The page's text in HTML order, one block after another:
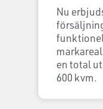
Nu
en total
600 kvm.